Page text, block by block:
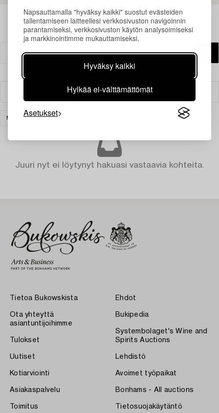
Napsauttamalla "hyväksy kaikki" suostut evästeiden
tallentamiseen laitteellesi verkkosivuston navigoinnin
parantamiseksi, verkkosivuston käytön analysoimiseksi
ja markkinointimme mukauttamiseksi.
Hyväksy kaikki
Hylkää ei-välttämättömät
Asetukset
Suodatin
MATOT TYHJENNÄ KAIKKI
Juuri nyt ei löytynyt hakuasi vastaavia kohteita.
Tietoa Bukowskista
Ota yhteyttä
asiantuntijoihimme
Tulokset
Uutiset
Kotiarviointi
Asiakaspalvelu
Toimitus
Ehdot
Bukipedia
Systembolaget's Wine and
Spirits Auctions
Lehdistö
Avoimet työpaikat
Bonhams - All auctions
Tietosuojakäytäntö